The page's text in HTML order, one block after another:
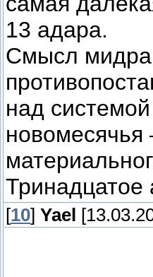
13 адара.
Смысл
над
новомесячья
Тринадцатое
[10] Yael